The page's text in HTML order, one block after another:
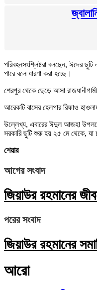
পরিবহনসংশ্লিষ্টরা বলছেন, ঈদের
পারে বলে ধারণা করা হচ্ছে।
শেরপুর থেকে ছেড়ে আসা
আরেকটি বাসের হেলপার রিফাও
উল্লেখ্য, এবারের ঈদুল আজহা উপলক্ষ্যে
সরকারি ছুটি শুরু হয় ২৫ মে থেকে, যা
শেয়ার
আগের সংবাদ
জিয়াউর রহমানের
পরের সংবাদ
জিয়াউর রহমানের
আরো